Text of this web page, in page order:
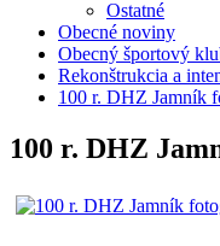
Ostatné
Obecné noviny
Obecný športový
Rekonštrukcia a
100 r. DHZ Jamník
100 r. DHZ